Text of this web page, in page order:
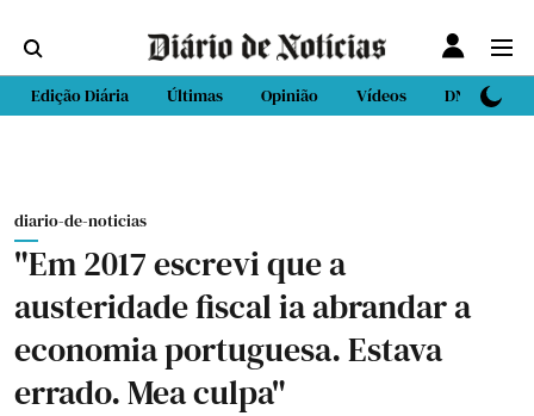
Edição Diária Últimas Opinião Vídeos DN Sport
diario-de-noticias
"Em 2017 escrevi que a
austeridade fiscal ia abrandar a
economia portuguesa. Estava
errado. Mea culpa"